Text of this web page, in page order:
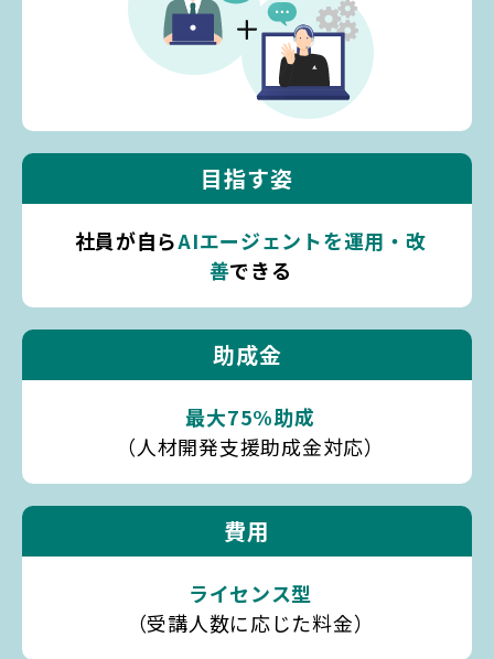
目指す姿
社員が自らAIエージェントを運用・改
善できる
助成金
最大75%助成
（人材開発支援助成金対応）
費用
ライセンス型
（受講人数に応じた料金）